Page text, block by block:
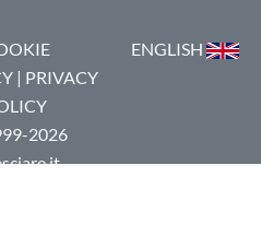
| PRIVACY
2026
-
ENGLISH